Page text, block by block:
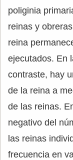
poliginia
reinas y
reina
ejecutados. En
contraste, hay
de la reina a
de las reinas.
negativo del
las reinas
frecuencia en